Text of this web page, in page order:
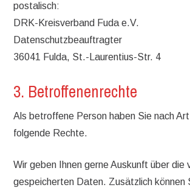
postalisch:
DRK-Kreisverband Fuda e.V.
Datenschutzbeauftragter
36041 Fulda, St.-Laurentius-Str. 4
3. Betroffenenrechte
Als betroffene Person haben Sie nach
folgende Rechte.
Wir geben Ihnen gerne Auskunft über die
gespeicherten Daten. Zusätzlich können